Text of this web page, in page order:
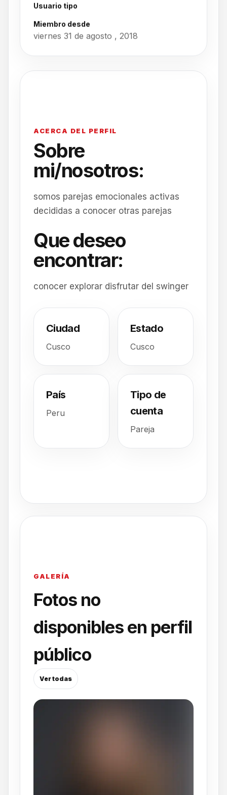
Usuario tipo
Miembro desde
viernes 31 de agosto , 2018
ACERCA DEL PERFIL
Sobre
mi/nosotros:
somos parejas emocionales activas
decididas a conocer otras parejas
Que deseo
encontrar:
conocer explorar disfrutar del swinger
Ciudad
Cusco
Estado
Cusco
País
Peru
Tipo de
cuenta
Pareja
GALERÍA
Fotos no
disponibles en perfil
público
Ver todas